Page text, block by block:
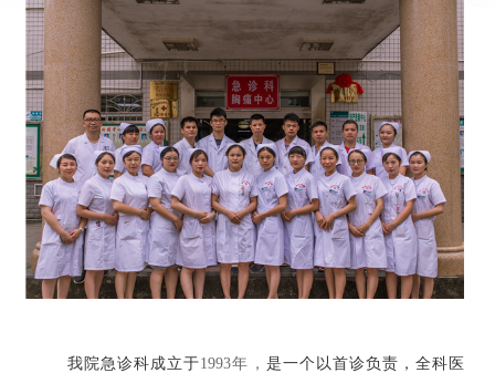
我院急诊科成立于1993年， 是一个以首诊负责，全科医